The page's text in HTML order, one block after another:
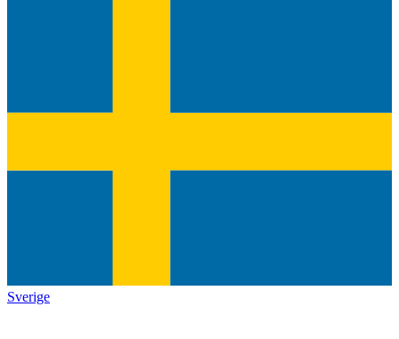
Sverige